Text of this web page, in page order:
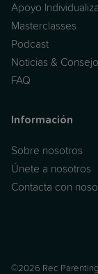
Apoyo
Masterclasses
Podcast
Noticias &
FAQ
Información
Sobre nosotros
Únete a nosotros
Contacta con
©2026 Rec